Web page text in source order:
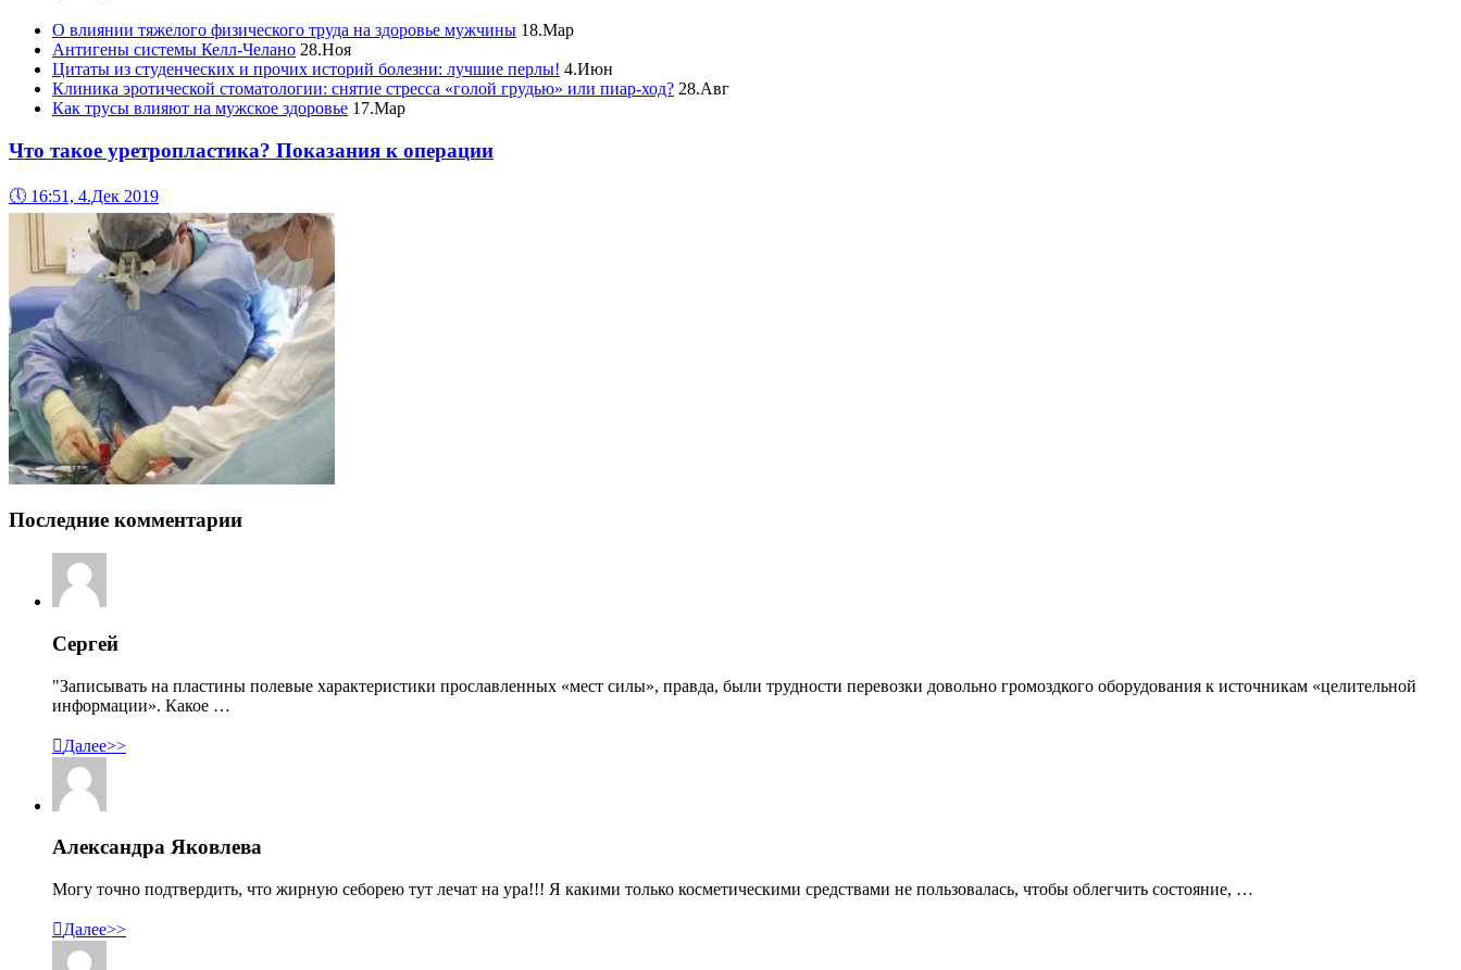
О влиянии тяжелого физического труда на здоровье мужчины 18.Мар
Антигены системы Келл-Челано 28.Ноя
Цитаты из студенческих и прочих историй болезни: лучшие перлы! 4.Июн
Клиника эротической стоматологии: снятие стресса «голой грудью» или пиар-ход? 28.Авг
Как трусы влияют на мужское здоровье 17.Мар
Что такое уретропластика? Показания к операции
🕔 16:51, 4.Дек 2019
Последние комментарии
Сергей
"Записывать на пластины полевые характеристики прославленных «мест силы», правда, были трудности перевозки довольно громоздкого оборудования к источникам «целительной
информации». Какое …
Далее>>
Александра Яковлева
Могу точно подтвердить, что жирную себорею тут лечат на ура!!! Я какими только косметическими средствами не пользовалась, чтобы облегчить состояние, …
Далее>>